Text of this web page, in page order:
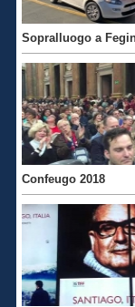
Sopralluogo a
Confeugo 2018